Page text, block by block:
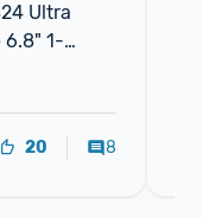
Ultra
6.8" 1-
Preto
20 8